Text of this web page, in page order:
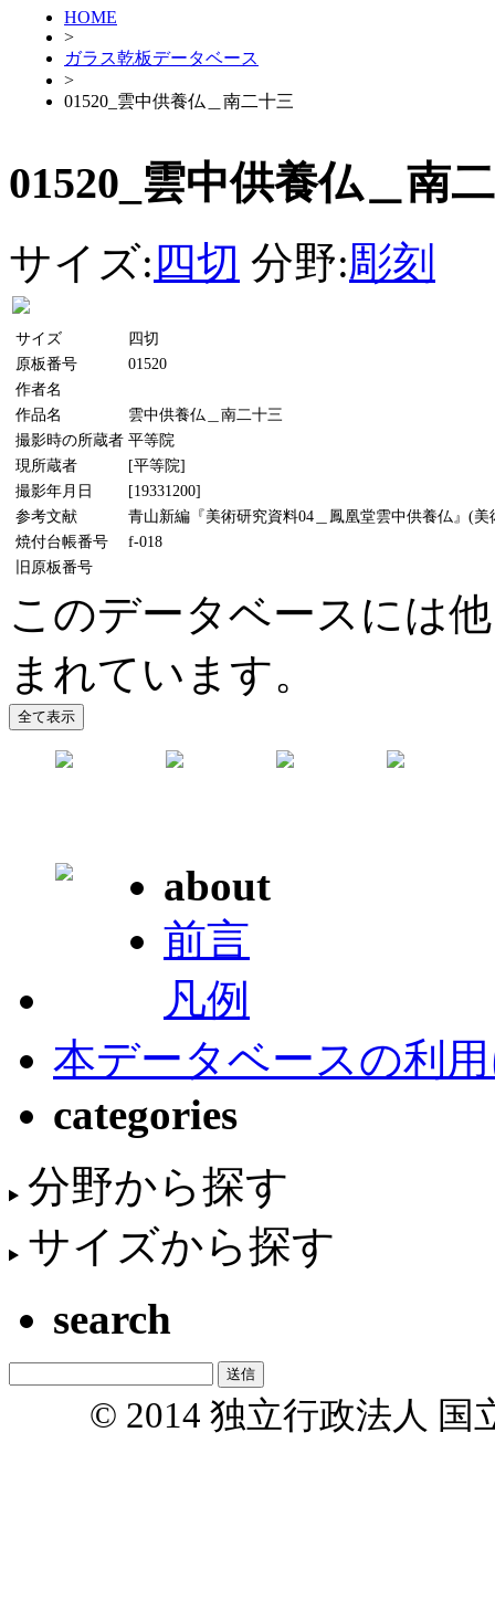
HOME
>
ガラス乾板データベース
>
01520_雲中供養仏＿南二十三
01520_雲中供養仏＿南
サイズ: 四切 分野:彫刻
サイズ
四切
原板番号
01520
作者名
作品名
雲中供養仏＿南二十三
撮影時の所蔵者 平等院
現所蔵者
[平等院]
撮影年月日
[19331200]
参考文献
青山新編『美術研究資料04＿鳳凰堂雲中供養仏』(美
焼付台帳番号
f-018
旧原板番号
このデータベースには
まれています。
about
前言
凡例
本データベースの利
categories
分野から探す
サイズから探す
search
© 2014 独立行政法人 国